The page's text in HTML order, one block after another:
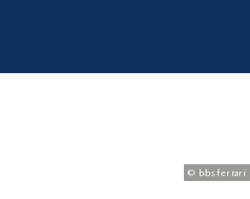
© bbsferrari